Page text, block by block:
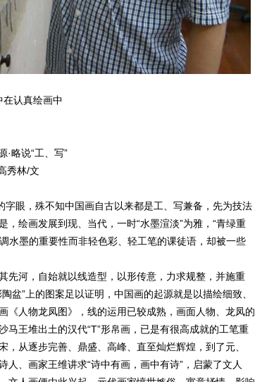
在认真绘画中
·略说“工、写”
秀林/文
眼，殊不知中国画自古以来都是工、写兼备，先为技法
绘画发展到现、当代，一时“水墨渲淡”为雅，“青绿重
水墨的重要性而非轻色彩、轻工笔的课徒语，却被一些
河，自始就以线造型，以形传意，力求规整，并施重
盆”上的图案足以证明，中国画的起源就是以描绘细致、
《人物龙凤图》，线的运用已较成熟，画面人物、龙凤的
王堆出土的汉代“T”形帛画，已是有很高成就的工笔重
从逐步完善、鼎盛、高峰、直至灿烂辉煌，到了元、
、画家王维讲求“诗中有画，画中有诗”，启蒙了文人